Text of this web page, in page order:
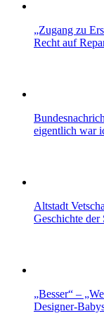
„Zugang zu
Recht auf
eigentlich war
Altstadt
Geschichte der
„Besser“ –
Designer-